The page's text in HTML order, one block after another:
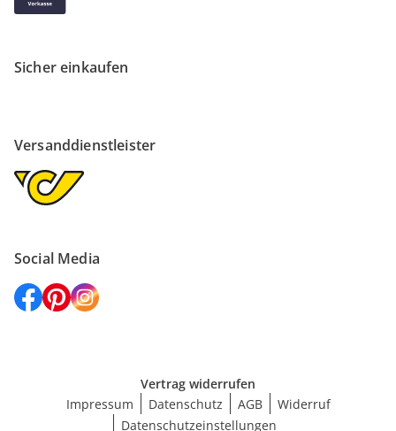
Sicher einkaufen
Versanddienstleister
Social Media
Vertrag widerrufen
Impressum
Datenschutz AGB
Widerruf
Datenschutzeinstellungen